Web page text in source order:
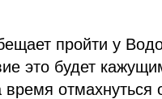
пройти у
это будет
время